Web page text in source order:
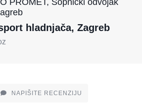
PROMET, Sopnički odvojak
hladnjača, Zagreb
NAPIŠITE RECENZIJU